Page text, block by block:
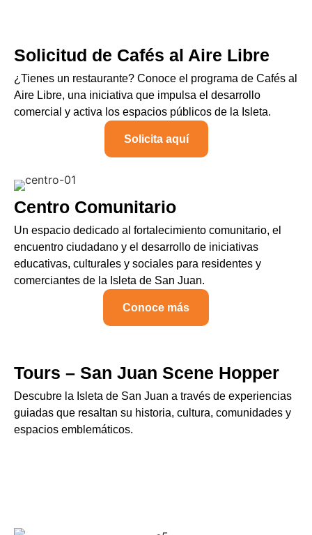
Solicitud de Cafés al Aire Libre
¿Tienes un restaurante? Conoce el programa de Cafés al
Aire Libre, una iniciativa que impulsa el desarrollo
comercial y activa los espacios públicos de la Isleta.
Solicita aquí
Centro Comunitario
Un espacio dedicado al fortalecimiento comunitario, el
encuentro ciudadano y el desarrollo de iniciativas
educativas, culturales y sociales para residentes y
comerciantes de la Isleta de San Juan.
Conoce más
Tours – San Juan Scene Hopper
Descubre la Isleta de San Juan a través de experiencias
guiadas que resaltan su historia, cultura, comunidades y
espacios emblemáticos.